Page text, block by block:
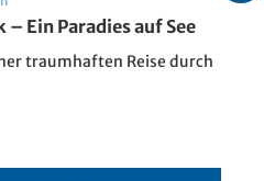
Ein Paradies auf See
traumhaften Reise durch